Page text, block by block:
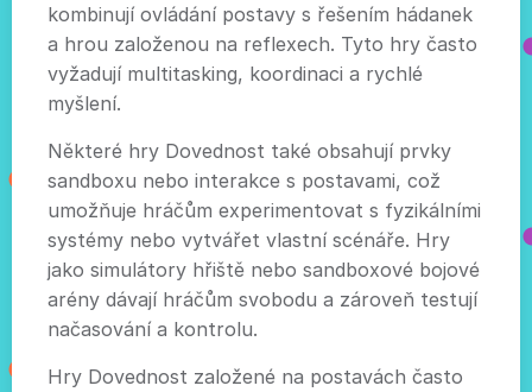
kombinují ovládání postavy s řešením hádanek
a hrou založenou na reflexech. Tyto hry často
vyžadují multitasking, koordinaci a rychlé
myšlení.
Některé hry Dovednost také obsahují prvky
sandboxu nebo interakce s postavami, což
umožňuje hráčům experimentovat s fyzikálními
systémy nebo vytvářet vlastní scénáře. Hry
jako simulátory hřiště nebo sandboxové bojové
arény dávají hráčům svobodu a zároveň testují
načasování a kontrolu.
Hry Dovednost založené na postavách často